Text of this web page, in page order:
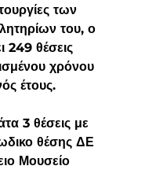
των
του, ο
249 θέσεις
χρόνου
έτους.
3 θέσεις με
θέσης ΔΕ
Μουσείο